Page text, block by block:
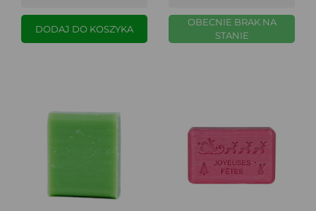
DODAJ DO KOSZYKA
OBECNIE BRAK NA
STANIE